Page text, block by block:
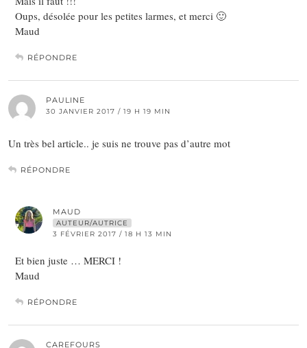
Oups, désolée pour les petites larmes, et merci 🙂
Maud
RÉPONDRE
PAULINE
30 JANVIER 2017 / 19 H 19 MIN
Un très bel article.. je suis ne trouve pas d’autre mot
RÉPONDRE
MAUD
AUTEUR/AUTRICE
3 FÉVRIER 2017 / 18 H 13 MIN
Et bien juste … MERCI !
Maud
RÉPONDRE
CAREFOURS